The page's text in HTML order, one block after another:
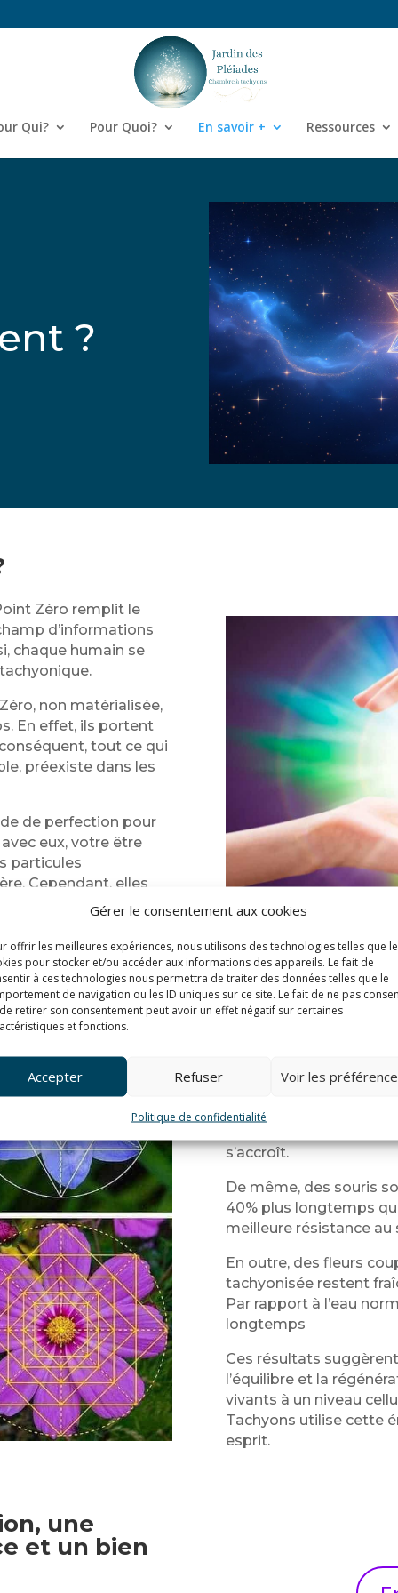
Gérer le consentement aux cookies
offrir les meilleures expériences, nous utilisons des technologies telles que
pour stocker et/ou accéder aux informations des appareils. Le fait de
à ces technologies nous permettra de traiter des données telles que le
de navigation ou les ID uniques sur ce site. Le fait de ne pas
retirer son consentement peut avoir un effet négatif sur certaines
et fonctions.
Accepter Refuser Voir les
Politique de confidentialité
Qui? Pour Quoi? En savoir + Ressources
?
Zéro remplit le
d’informations
chaque humain se
non matérialisée,
En effet, ils portent
tout ce qui
préexiste dans les
de perfection pour
eux, votre être
particules
Cependant, elles
à Tachyons
Expériences
Outre ses bienfaits
plantes exposées à
s’accroît.
De même, des souris
40% plus longtemps
meilleure résistance au
En outre, des fleurs
tachyonisée restent
Par rapport à l’eau
longtemps
Ces résultats
l’équilibre et la
vivants à un niveau
Tachyons utilise cette
esprit.
une
et un bien